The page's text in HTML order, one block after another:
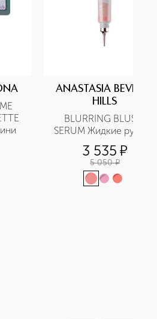
ANASTASIA BEVERLY
HILLS
BLURRING BLUSH
SERUM Жидкие румяна
3 535 ¤
5 050 ¤